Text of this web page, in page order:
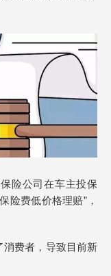
险公司在车主投保
险费低价格理赔”，
消费者，导致目前新